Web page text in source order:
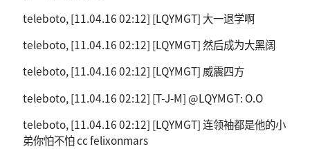
teleboto, [11.04.16 02:12] [LQYMGT] 大一退学啊
teleboto, [11.04.16 02:12] [LQYMGT] 然后成为大黑阔
teleboto, [11.04.16 02:12] [LQYMGT] 威震四方
teleboto, [11.04.16 02:12] [T-J-M] @LQYMGT: O.O
teleboto, [11.04.16 02:12] [LQYMGT] 连领袖都是他的小
弟你怕不怕 cc felixonmars